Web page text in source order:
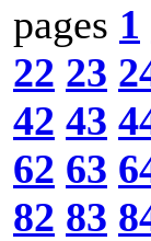
pages 1
22 23
42 43
62 63
82 83